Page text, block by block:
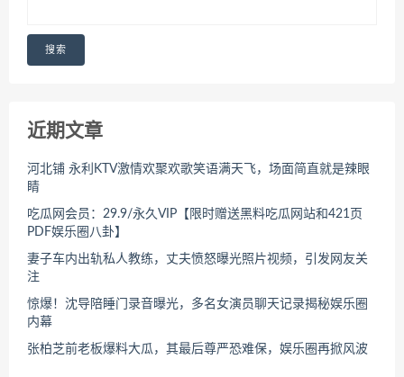
搜索
近期文章
河北铺 永利KTV激情欢聚欢歌笑语满天飞，场面简直就是辣眼
睛
吃瓜网会员：29.9/永久VIP【限时赠送黑料吃瓜网站和421页
PDF娱乐圈八卦】
妻子车内出轨私人教练，丈夫愤怒曝光照片视频，引发网友关
注
惊爆！沈导陪睡门录音曝光，多名女演员聊天记录揭秘娱乐圈
内幕
张柏芝前老板爆料大瓜，其最后尊严恐难保，娱乐圈再掀风波